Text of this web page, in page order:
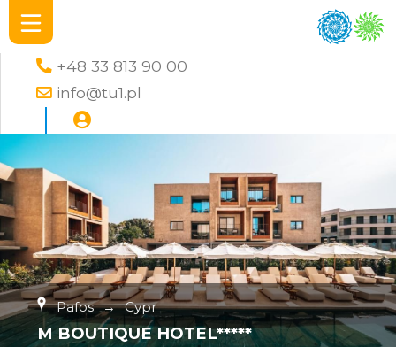
+48 33 813 90 00
info@tu1.pl
Pafos → Cypr
M BOUTIQUE HOTEL*****